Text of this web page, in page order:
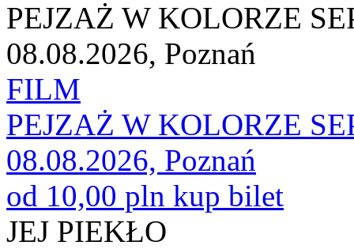
PEJZAŻ W KOLORZE
08.08.2026, Poznań
FILM
PEJZAŻ W KOLORZE
08.08.2026, Poznań
od 10,00 pln kup bilet
JEJ PIEKŁO